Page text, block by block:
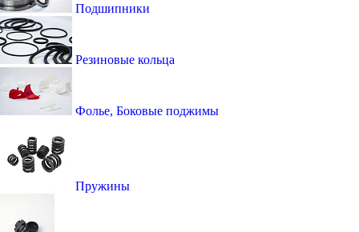
Подшипники
Резиновые кольца
Фолье, Боковые поджимы
Пружины